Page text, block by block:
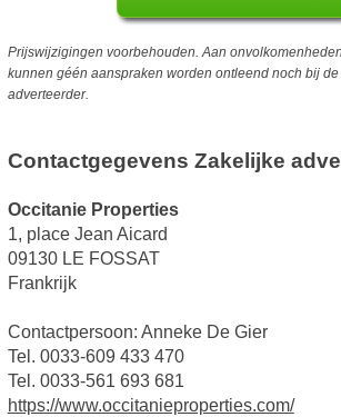
Prijswijzigingen voorbehouden. Aan
kunnen géén aanspraken worden ontleend noch bij
adverteerder.
Contactgegevens Zakelijke
Occitanie Properties
1, place Jean Aicard
09130 LE FOSSAT
Frankrijk
Contactpersoon: Anneke De Gier
Tel. 0033-609 433 470
Tel. 0033-561 693 681
https://www.occitanieproperties.com/